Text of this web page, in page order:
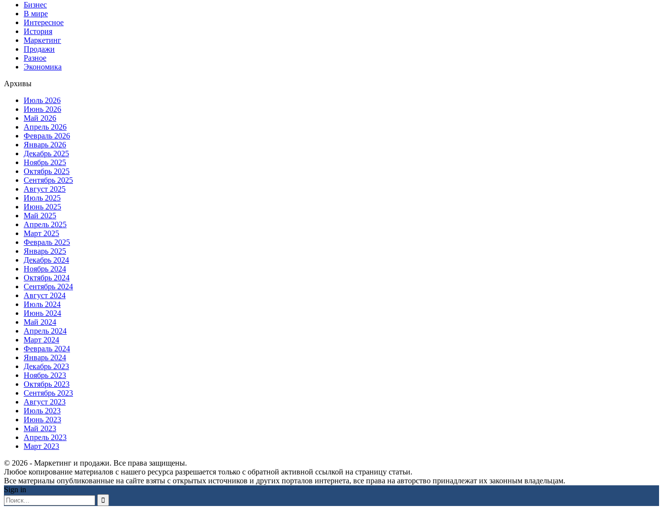
Бизнес
В мире
Интересное
История
Маркетинг
Продажи
Разное
Экономика
Архивы
Июль 2026
Июнь 2026
Май 2026
Апрель 2026
Февраль 2026
Январь 2026
Декабрь 2025
Ноябрь 2025
Октябрь 2025
Сентябрь 2025
Август 2025
Июль 2025
Июнь 2025
Май 2025
Апрель 2025
Март 2025
Февраль 2025
Январь 2025
Декабрь 2024
Ноябрь 2024
Октябрь 2024
Сентябрь 2024
Август 2024
Июль 2024
Июнь 2024
Май 2024
Апрель 2024
Март 2024
Февраль 2024
Январь 2024
Декабрь 2023
Ноябрь 2023
Октябрь 2023
Сентябрь 2023
Август 2023
Июль 2023
Июнь 2023
Май 2023
Апрель 2023
Март 2023
© 2026 - Маркетинг и продажи. Все права защищены.
Любое копирование материалов с нашего ресурса разрешается только с обратной активной ссылкой на страницу статьи.
Все материалы опубликованные на сайте взяты с открытых источников и других порталов интернета, все права на авторство принадлежат их законным владельцам.
Sign in